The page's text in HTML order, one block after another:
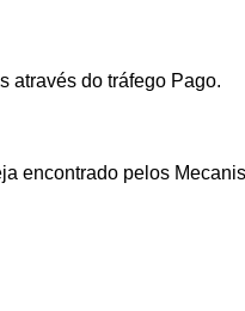
através do tráfego Pago.
encontrado pelos